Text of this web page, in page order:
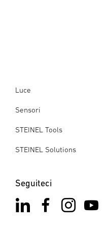
Luce
Sensori
STEINEL Tools
STEINEL Solutions
Seguiteci